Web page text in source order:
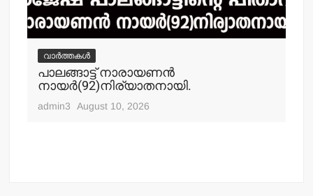
വാർത്തകൾ
പാലങ്ങാട്ട് നാരായണന്‍
നായര്‍(92)നിര്യാതനായി.
admin3 August 10, 2026